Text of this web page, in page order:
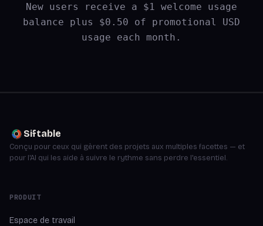
New users receive a $1 welcome usage
balance plus $0.50 of promotional USD
usage each month.
Siftable
Conçu pour ceux qui gèrent des projets aux multiples facettes — et
pour l'AI qui les aide à suivre le rythme sans perdre l'essentiel.
PRODUIT
Espace de travail